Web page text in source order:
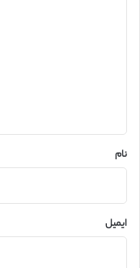
نام
ایمیل